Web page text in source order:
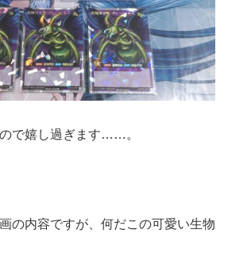
で嬉し過ぎます……。
の内容ですが、何だこの可愛い生物